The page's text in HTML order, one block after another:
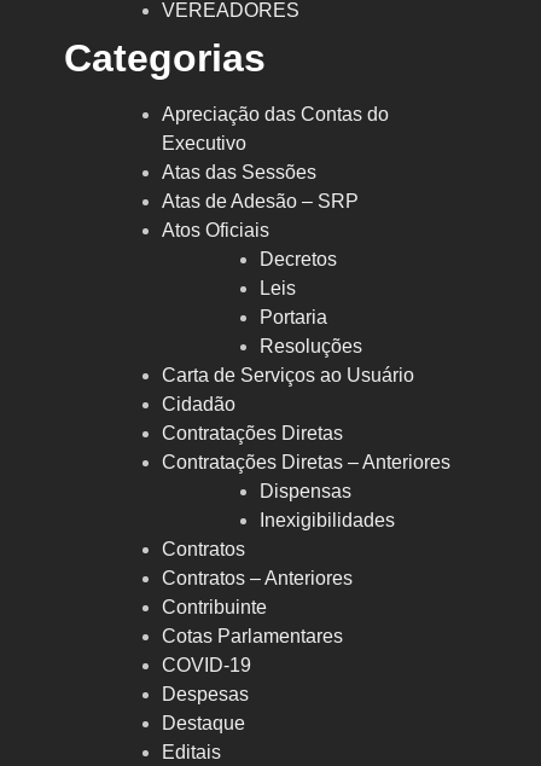
VEREADORES
Categorias
Apreciação das Contas do
Executivo
Atas das Sessões
Atas de Adesão – SRP
Atos Oficiais
Decretos
Leis
Portaria
Resoluções
Carta de Serviços ao Usuário
Cidadão
Contratações Diretas
Contratações Diretas – Anteriores
Dispensas
Inexigibilidades
Contratos
Contratos – Anteriores
Contribuinte
Cotas Parlamentares
COVID-19
Despesas
Destaque
Editais